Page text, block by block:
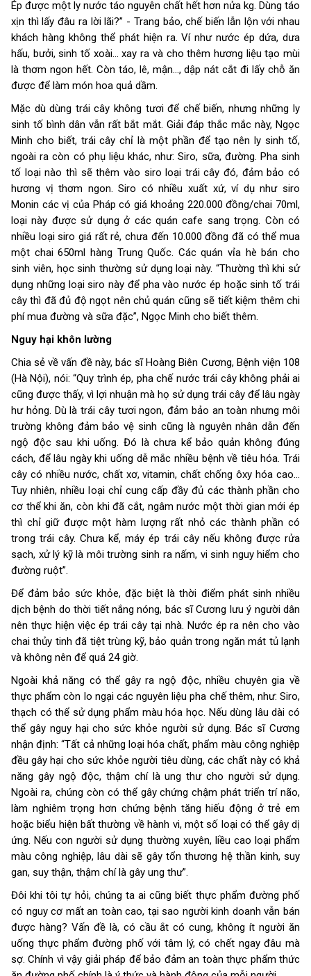
Ép được một ly nước táo nguyên chất hết hơn nửa kg. Dùng táo
xịn thì lấy đâu ra lời lãi?” - Trang bảo, chế biến lẫn lộn với nhau
khách hàng không thể phát hiện ra. Ví như nước ép dứa, dưa
hấu, bưởi, sinh tố xoài... xay ra và cho thêm hương liệu tạo mùi
là thơm ngon hết. Còn táo, lê, mận..., dập nát cắt đi lấy chỗ ăn
được để làm món hoa quả dầm.
Mặc dù dùng trái cây không tươi để chế biến, nhưng những ly
sinh tố bình dân vẫn rất bắt mắt. Giải đáp thắc mắc này, Ngọc
Minh cho biết, trái cây chỉ là một phần để tạo nên ly sinh tố,
ngoài ra còn có phụ liệu khác, như: Siro, sữa, đường. Pha sinh
tố loại nào thì sẽ thêm vào siro loại trái cây đó, đảm bảo có
hương vị thơm ngon. Siro có nhiều xuất xứ, ví dụ như siro
Monin các vị của Pháp có giá khoảng 220.000 đồng/chai 70ml,
loại này được sử dụng ở các quán cafe sang trọng. Còn có
nhiều loại siro giá rất rẻ, chưa đến 10.000 đồng đã có thể mua
một chai 650ml hàng Trung Quốc. Các quán vỉa hè bán cho
sinh viên, học sinh thường sử dụng loại này. “Thường thì khi sử
dụng những loại siro này để pha vào nước ép hoặc sinh tố trái
cây thì đã đủ độ ngọt nên chủ quán cũng sẽ tiết kiệm thêm chi
phí mua đường và sữa đặc”, Ngọc Minh cho biết thêm.
Nguy hại khôn lường
Chia sẻ về vấn đề này, bác sĩ Hoàng Biên Cương, Bệnh viện 108
(Hà Nội), nói: “Quy trình ép, pha chế nước trái cây không phải ai
cũng được thấy, vì lợi nhuận mà họ sử dụng trái cây để lâu ngày
hư hỏng. Dù là trái cây tươi ngon, đảm bảo an toàn nhưng môi
trường không đảm bảo vệ sinh cũng là nguyên nhân dẫn đến
ngộ độc sau khi uống. Đó là chưa kể bảo quản không đúng
cách, để lâu ngày khi uống dễ mắc nhiều bệnh về tiêu hóa. Trái
cây có nhiều nước, chất xơ, vitamin, chất chống ôxy hóa cao...
Tuy nhiên, nhiều loại chỉ cung cấp đầy đủ các thành phần cho
cơ thể khi ăn, còn khi đã cắt, ngâm nước một thời gian mới ép
thì chỉ giữ được một hàm lượng rất nhỏ các thành phần có
trong trái cây. Chưa kể, máy ép trái cây nếu không được rửa
sạch, xử lý kỹ là môi trường sinh ra nấm, vi sinh nguy hiểm cho
đường ruột”.
Để đảm bảo sức khỏe, đặc biệt là thời điểm phát sinh nhiều
dịch bệnh do thời tiết nắng nóng, bác sĩ Cương lưu ý người dân
nên thực hiện việc ép trái cây tại nhà. Nước ép ra nên cho vào
chai thủy tinh đã tiệt trùng kỹ, bảo quản trong ngăn mát tủ lạnh
và không nên để quá 24 giờ.
Ngoài khả năng có thể gây ra ngộ độc, nhiều chuyên gia về
thực phẩm còn lo ngại các nguyên liệu pha chế thêm, như: Siro,
thạch có thể sử dụng phẩm màu hóa học. Nếu dùng lâu dài có
thể gây nguy hại cho sức khỏe người sử dụng. Bác sĩ Cương
nhận định: “Tất cả những loại hóa chất, phẩm màu công nghiệp
đều gây hại cho sức khỏe người tiêu dùng, các chất này có khả
năng gây ngộ độc, thậm chí là ung thư cho người sử dụng.
Ngoài ra, chúng còn có thể gây chứng chậm phát triển trí não,
làm nghiêm trọng hơn chứng bệnh tăng hiếu động ở trẻ em
hoặc biểu hiện bất thường về hành vi, một số loại có thể gây dị
ứng. Nếu con người sử dụng thường xuyên, liều cao loại phẩm
màu công nghiệp, lâu dài sẽ gây tổn thương hệ thần kinh, suy
gan, suy thận, thậm chí là gây ung thư”.
Đôi khi tôi tự hỏi, chúng ta ai cũng biết thực phẩm đường phố
có nguy cơ mất an toàn cao, tại sao người kinh doanh vẫn bán
được hàng? Vấn đề là, có cầu ắt có cung, không ít người ăn
uống thực phẩm đường phố với tâm lý, có chết ngay đâu mà
sợ. Chính vì vậy giải pháp để bảo đảm an toàn thực phẩm thức